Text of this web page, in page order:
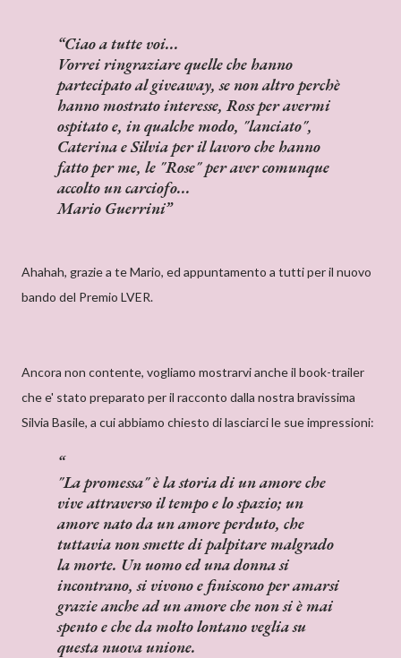
Ciao a tutte voi...
Vorrei ringraziare quelle che hanno
partecipato al giveaway, se non altro perchè
hanno mostrato interesse, Ross per avermi
ospitato e, in qualche modo, "lanciato",
Caterina e Silvia per il lavoro che hanno
fatto per me, le "Rose" per aver comunque
accolto un carciofo...
Mario Guerrini
Ahahah, grazie a te Mario, ed appuntamento a tutti per il nuovo
bando del Premio LVER.
Ancora non contente, vogliamo mostrarvi anche il book-trailer
che e' stato preparato per il racconto dalla nostra bravissima
Silvia Basile, a cui abbiamo chiesto di lasciarci le sue impressioni:
"La promessa"è la storia di un amore che
vive attraverso il tempo e lo spazio; un
amore nato da un amore perduto, che
tuttavia non smette di palpitare malgrado
la morte. Un uomo ed una donna si
incontrano, si vivono e finiscono per amarsi
grazie anche ad un amore che non si è mai
spento e che da molto lontano veglia su
questa nuova unione.